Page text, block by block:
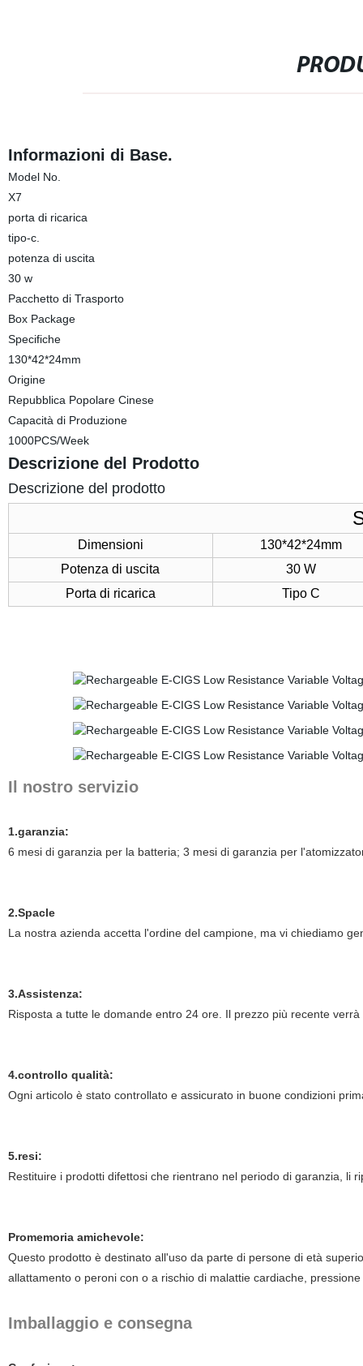
Informazioni di Base.
Model No.
X7
porta di ricarica
tipo-c.
potenza di uscita
30 w
Pacchetto di Trasporto
Box Package
Specifiche
130*42*24mm
Origine
Repubblica Popolare Cinese
Capacità di Produzione
1000PCS/Week
Descrizione del Prodotto
Descrizione del prodotto
Dimensioni
130*42*24mm
Potenza di uscita
30 W
Porta di ricarica
Tipo C
Il nostro servizio
1.garanzia:
6 mesi di garanzia per la batteria; 3 mesi di garanzia per
2.Spacle
La nostra azienda accetta l'ordine del campione, ma vi chiediamo
3.Assistenza:
Risposta a tutte le domande entro 24 ore. Il prezzo più recente
4.controllo qualità:
Ogni articolo è stato controllato e assicurato in buone condizioni
5.resi:
Restituire i prodotti difettosi che rientrano nel periodo di garanzia, li
Promemoria amichevole:
Questo prodotto è destinato all'uso da parte di persone di età
allattamento o peroni con o a rischio di malattie cardiache,
Imballaggio e consegna